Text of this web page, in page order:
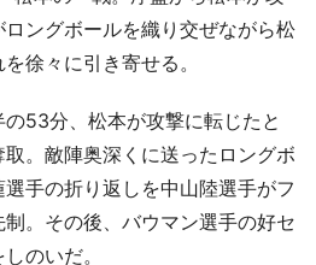
ングボールを織り交ぜながら松
徐々に引き寄せる。
53分、松本が攻撃に転じたと
。敵陣奥深くに送ったロングボ
手の折り返しを中山陸選手がフ
。その後、バウマン選手の好セ
のいだ。